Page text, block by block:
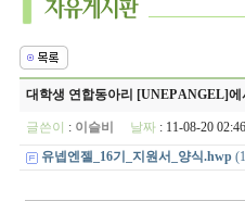
대학생 연합동아리 [UNEP ANGEL]
글쓴이 : 이슬비 날짜: 11-08-20
유넵엔젤_16기_지원서_양식.hwp